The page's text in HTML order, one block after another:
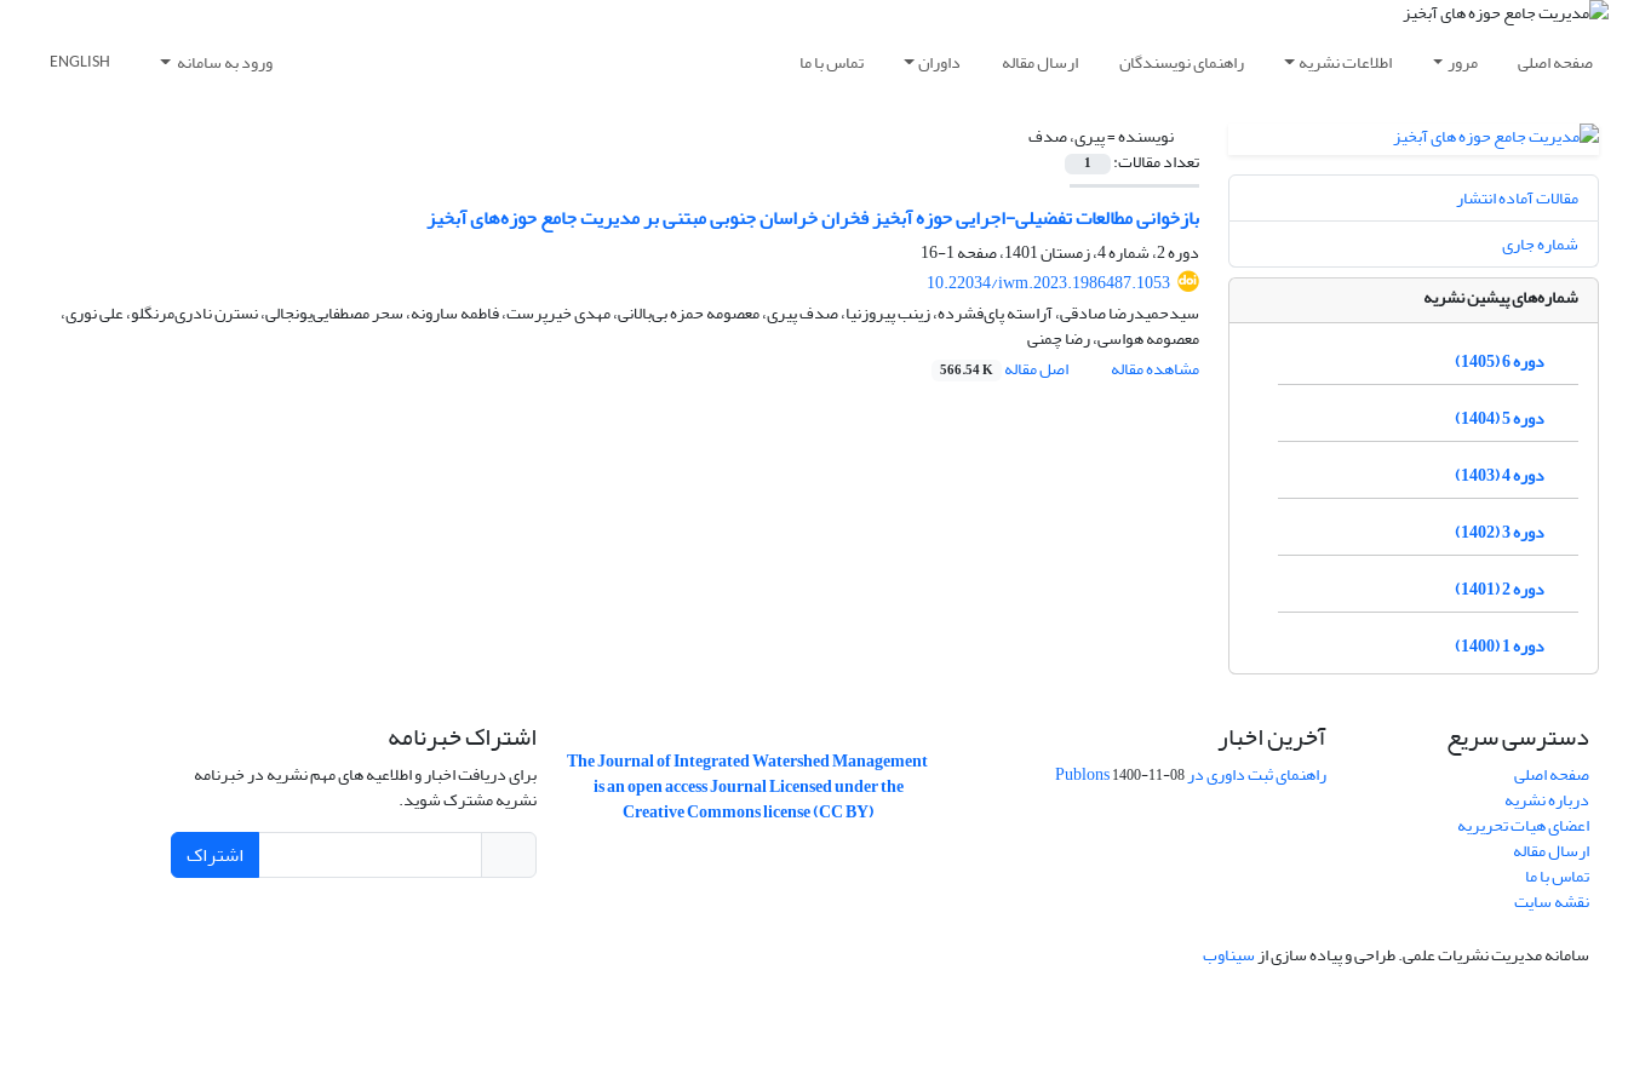
صفحه اصلی مرور اطلاعات نشریه راهنمای نویسندگان ارسال مقاله داوران تماس با ما ورود به سامانه ENGLISH
نویسنده =پیری، صدف
تعداد مقالات: 1
بازخوانی مطالعات تفضیلی-اجرایی حوزه آبخیز فخران خراسان جنوبی مبتنی بر مدیریت جامع حوزه‌های آبخیز
دوره 2، شماره 4، زمستان 1401، صفحه
1-16
10.22034/iwm.2023.1986487.1053
سیدحمیدرضا صادقی، آراسته پای‌فشرده، زینب پیروزنیا، صدف پیری، معصومه حمزه بی‌بالانی، مهدی خیرپرست، فاطمه سارونه، سحر مصطفایی‌یونجالی، نسترن نادری‌مرنگلو، علی نوری،
معصومه هواسی، رضا چمنی
مشاهده مقاله
اصل مقاله 566.54 K
مقالات آماده انتشار
شماره جاری
شماره‌های پیشین نشریه
دوره 6 (1405)
دوره 5 (1404)
دوره 4 (1403)
دوره 3 (1402)
دوره 2 (1401)
دوره 1 (1400)
دسترسی سریع
صفحه اصلی
درباره نشریه
اعضای هیات تحریریه
ارسال مقاله
تماس با ما
نقشه سایت
آخرین اخبار
راهنمای ثبت داوری در Publons1400-11-08
The Journal of Integrated Watershed Management
is an open access Journal Licensed under the
Creative Commons license (CC BY)
اشتراک خبرنامه
برای دریافت اخبار و اطلاعیه های مهم نشریه در خبرنامه
نشریه مشترک شوید.
اشتراک
سامانه مدیریت نشریات علمی.طراحی و پیاده سازی ازسیناوب